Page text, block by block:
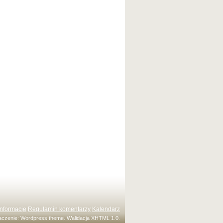
Regulamin komentarzy Kalendarz
Wordpress theme. WalidacjaXHTML 1.0.